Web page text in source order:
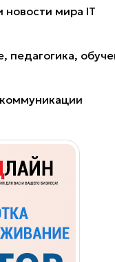
новости мира IT
педагогика,